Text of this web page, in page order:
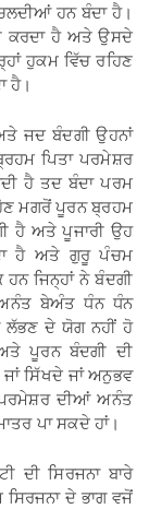
ਹਨ ਬੰਦਾ ਹੈ।
ਕਰਦਾ ਹੈ ਅਤੇ ਉਸਦੇ
ਹੁਕਮ ਵਿੱਚ ਰਹਿਣ
ਹੈ।
ਜਦ ਬੰਦਗੀ ਉਹਨਾਂ
ਪਿਤਾ ਪਰਮੇਸ਼ਰ
ਹੈ ਤਦ ਬੰਦਾ ਪਰਮ
ਮਗਰੋਂ ਪੂਰਨ ਬ੍ਰਹਮ
ਹੈ ਅਤੇ ਪੂਜਾਰੀ ਉਹ
ਹੈ ਅਤੇ ਗੁਰੂ ਪੰਚਮ
ਜਿਨ੍ਹਾਂ ਨੇ ਬੰਦਗੀ
ਬੇਅੰਤ ਧੰਨ ਧੰਨ
ਲੱਭਣ ਦੇ ਯੋਗ ਨਹੀਂ ਹੋ
ਪੂਰਨ ਬੰਦਗੀ ਦੀ
ਸਿੱਖਦੇ ਜਾਂ ਅਨੁਭਵ
ਪਰਮੇਸ਼ਰ ਦੀਆਂ ਅਨੰਤ
ਪਾ ਸਕਦੇ ਹਾਂ।
ਦੀ ਸਿਰਜਨਾ ਬਾਰੇ
ਦੇ ਭਾਗ ਵਜੋਂ